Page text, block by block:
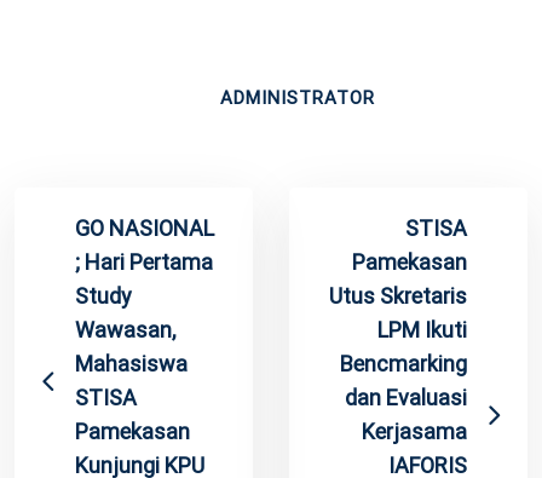
ADMINISTRATOR
GO NASIONAL
; Hari Pertama
Study
Wawasan,
Mahasiswa
STISA
Pamekasan
Kunjungi KPU
STISA
Pamekasan
Utus Skretaris
LPM Ikuti
Bencmarking
dan Evaluasi
Kerjasama
IAFORIS